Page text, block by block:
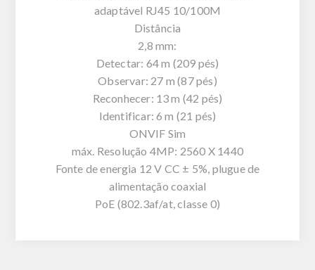
adaptável RJ45 10/100M
Distância
2,8 mm:
Detectar: 64 m (209 pés)
Observar: 27 m (87 pés)
Reconhecer: 13 m (42 pés)
Identificar: 6 m (21 pés)
ONVIF Sim
máx. Resolução 4MP: 2560 X 1440
Fonte de energia 12 V CC ± 5%, plugue de
alimentação coaxial
PoE (802.3af/at, classe 0)